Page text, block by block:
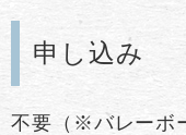
申し込み
不要（※バレーボ